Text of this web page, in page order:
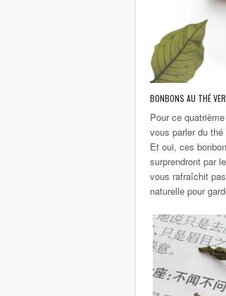
BONBONS AU THÉ
Pour ce
vous parler du
Et oui, ces
surprendront par
vous rafraîchit
naturelle pour